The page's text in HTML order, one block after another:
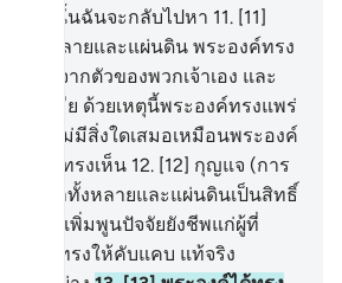
งค์เท่านั้นฉันจะกลับไปหา 11. [11]
ฟ้าทั้งหลายและแผ่นดิน พระองค์ทรง
กเจ้าจากตัวของพวกเจ้าเอง และ
มีคู่ผัวเมีย ด้วยเหตุนี้พระองค์ทรงแพร่
กมาย ไม่มีสิ่งใดเสมอเหมือนพระองค์
ด้ยิน ผู้ทรงเห็น 12. [12] กุญแจ (การ
งชั้นฟ้าทั้งหลายและแผ่นดินเป็นสิทธิ์
งค์ทรงเพิ่มพูนปัจจัยยังชีพแก่ผู้ที่
งค์และทรงให้คับแคบ แท้จริง